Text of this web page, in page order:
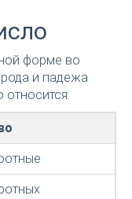
форме во
и падежа
относится: